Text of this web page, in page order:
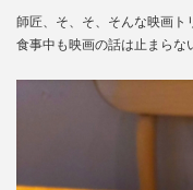
師匠、そ、そ、そんな映画ト
食事中も映画の話は止まらな